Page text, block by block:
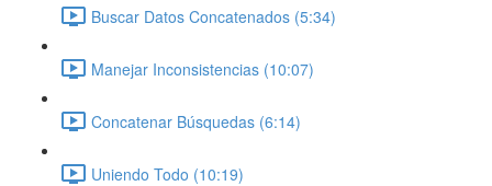
Buscar Datos Concatenados (5:34)
Manejar Inconsistencias (10:07)
Concatenar Búsquedas (6:14)
Uniendo Todo (10:19)